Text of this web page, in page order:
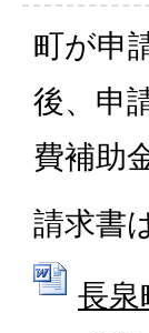
町が申
後、申
費補助
請求書
長泉